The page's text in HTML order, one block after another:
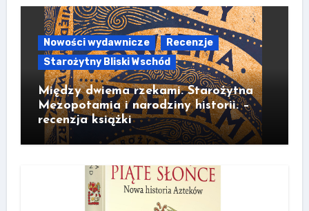
Nowości wydawnicze
Recenzje
Starożytny Bliski Wschód
Między dwiema rzekami. Starożytna
Mezopotamia i narodziny historii. –
recenzja książki